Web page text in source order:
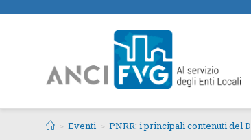
> Eventi > PNRR: i principali contenuti del